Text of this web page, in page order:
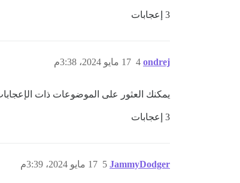
3 إعجابات
ondrej 17 مايو 2024، 3:38م 4
يمكنك العثور على الموضوعات ذات
3 إعجابات
JammyDodger 17 مايو 2024، 3:39م 5